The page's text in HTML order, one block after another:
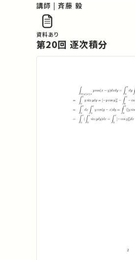
講師 | 斉藤 毅
資料あり
第20回 逐次積分